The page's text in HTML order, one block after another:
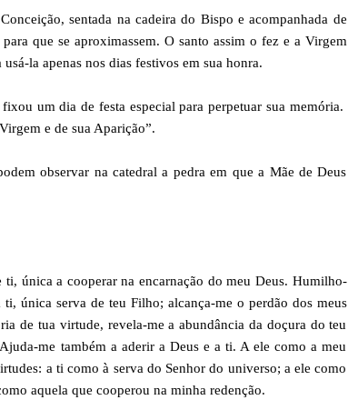
sentada na cadeira do Bispo e acompanhada de
que se aproximassem. O santo assim o fez e a Virgem
la apenas nos dias festivos em sua honra.
um dia de festa especial para perpetuar sua memória.
e de sua Aparição”.
observar na catedral a pedra em que a Mãe de Deus
única a cooperar na encarnação do meu Deus. Humilho-
única serva de teu Filho; alcança-me o perdão dos meus
de tua virtude, revela-me a abundância da doçura do teu
me também a aderir a Deus e a ti. A ele como a meu
a ti como à serva do Senhor do universo; a ele como
aquela que cooperou na minha redenção.